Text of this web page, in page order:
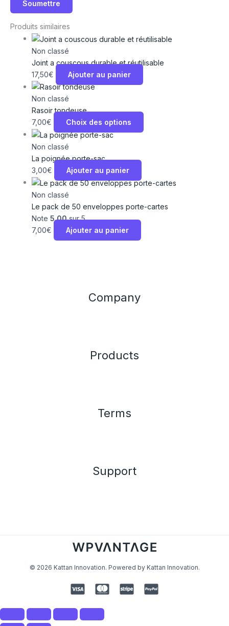
Produits similaires
Non classé
Joint a couscous durable et réutilisable
17,50€ Ajouter au panier
Non classé
Rasoir tondeuse
7,00€ Choix des options
Non classé
La poignée porte-sac
3,00€ Ajouter au panier
Non classé
Le pack de 50 enveloppes porte-cartes
Note 5.00sur 5
7,00€ Ajouter au panier
Company
Products
Terms
Support
© 2026 Kattan Innovation. Powered by Kattan Innovation.